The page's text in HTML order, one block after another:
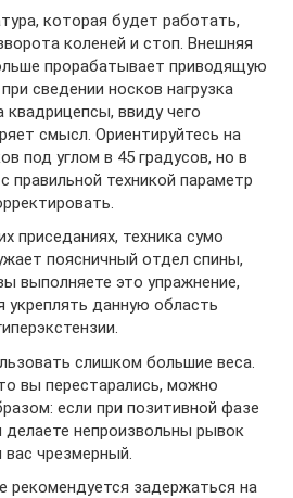
которая будет работать,
коленей и стоп. Внешняя
прорабатывает приводящую
сведении носков нагрузка
квадрицепсы, ввиду чего
смысл. Ориентируйтесь на
под углом в 45 градусов, но в
правильной техникой параметр
приседаниях, техника сумо
поясничный отдел спины,
выполняете это упражнение,
укреплять данную область
слишком большие веса.
вы перестарались, можно
если при позитивной фазе
делаете непроизвольны рывок
чрезмерный.
рекомендуется задержаться на